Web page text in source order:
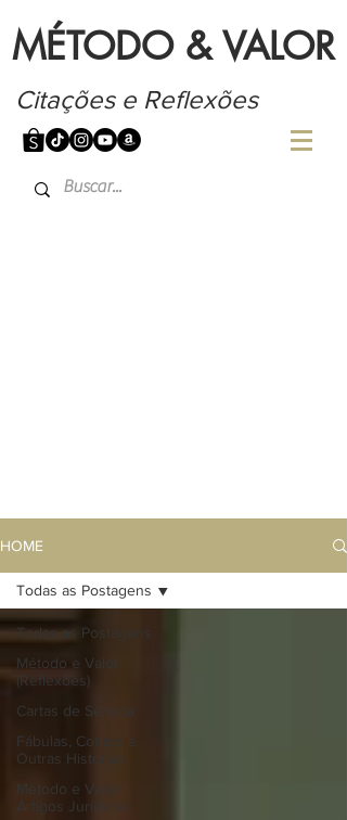
MÉTODO & VALOR
Citações e Reflexões
HOME
Todas as Postagens
Método e Valor
(Reflexões)
Cartas de Sêneca
Fábulas, Contos e
Outras Histórias
Método e Valor |
Artigos Jurídicos
Todas as Postagens